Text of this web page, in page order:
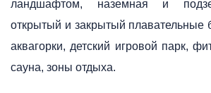
ландшафтом, наземная и
открытый и закрытый плавательные
аквагорки, детский игровой парк,
сауна, зоны отдыха.